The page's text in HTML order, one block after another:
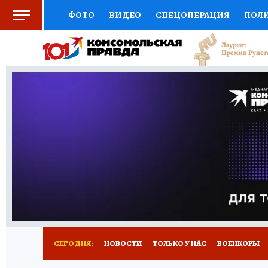
ФОТО ВИДЕО СПЕЦОПЕРАЦИЯ
СОЦПОДДЕРЖКА НАУКА СПОРТ
ВЫБОР ЭКСПЕРТОВ ДОКТОР
ПРОГНОЗЫ НА СПОРТ
НОВОЕ
СЕГОДНЯ: НОВОСТИ ТОЛЬКО У НАС ВОЕНКОРЫ